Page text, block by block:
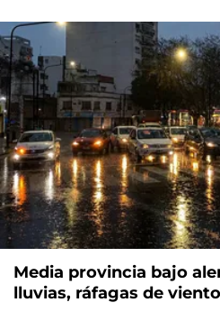
Media provincia bajo
lluvias, ráfagas de